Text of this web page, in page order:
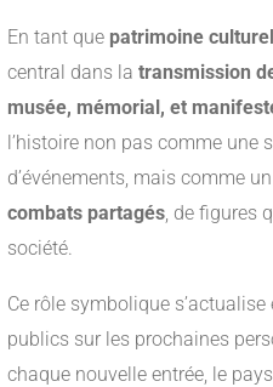
En tant que patrimoine culturel
central dans la transmission
musée, mémorial, et
l’histoire non pas comme une
d’événements, mais comme un
combats partagés, de figures
société.
Ce rôle symbolique
publics sur les prochaines
chaque nouvelle entrée, le